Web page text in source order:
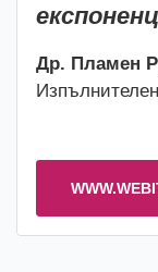
Др. Пламен